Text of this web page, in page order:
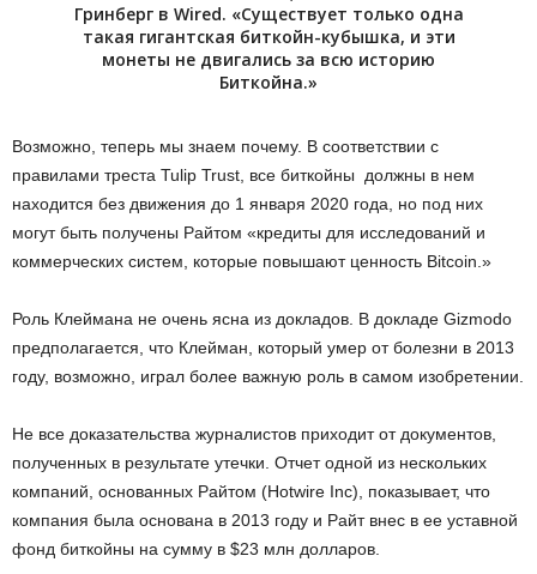
Гринберг в Wired. «Существует только одна
такая гигантская биткойн-кубышка, и эти
монеты не двигались за всю историю
Биткойна.»
Возможно, теперь мы знаем почему. В соответствии с
правилами треста Tulip Trust, все биткойны должны в нем
находится без движения до 1 января 2020 года, но под них
могут быть получены Райтом «кредиты для исследований и
коммерческих систем, которые повышают ценность Bitcoin.»
Роль Клеймана не очень ясна из докладов. В докладе Gizmodo
предполагается, что Клейман, который умер от болезни в 2013
году, возможно, играл более важную роль в самом изобретении.
Не все доказательства журналистов приходит от документов,
полученных в результате утечки. Отчет одной из нескольких
компаний, основанных Райтом (Hotwire Inc), показывает, что
компания была основана в 2013 году и Райт внес в ее уставной
фонд биткойны на сумму в $23 млн долларов.